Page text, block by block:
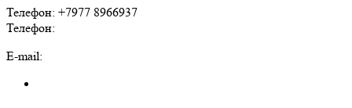
Телефон: +7977 8966937
Телефон:
E-mail: